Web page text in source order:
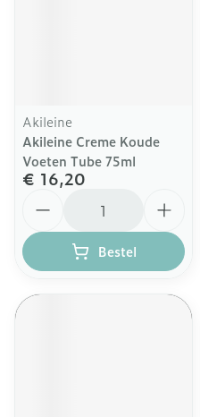
Akileine
Akileine Creme Koude
Voeten Tube 75ml
€ 16,20
Bestel